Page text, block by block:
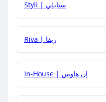
مع العروض الأخرى؟
Styli | ستايلي
Riva | ريفا
In-House | إن هاوس